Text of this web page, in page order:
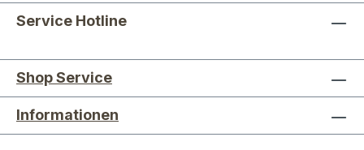
Service Hotline
Shop Service
Informationen